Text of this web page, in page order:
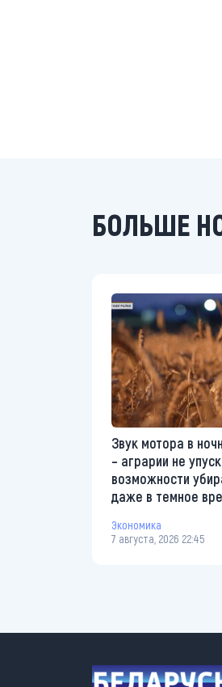
БОЛЬШЕ
Звук мотора в
– аграрии не
возможности
даже в темное
Экономика
7 августа, 2026 22:45